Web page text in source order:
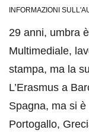
INFORMAZIONI
29 anni, umbra
Multimediale,
stampa, ma la
L’Erasmus a
Spagna, ma si
Portogallo,